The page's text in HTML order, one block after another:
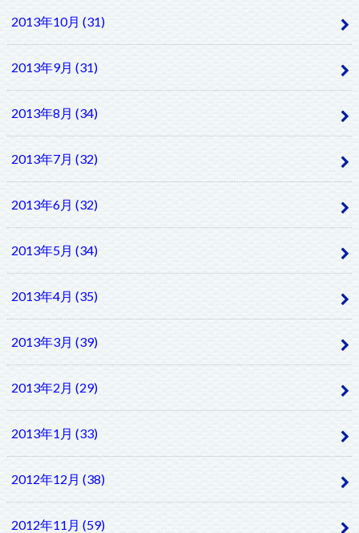
2013年10月 (31)
2013年9月 (31)
2013年8月 (34)
2013年7月 (32)
2013年6月 (32)
2013年5月 (34)
2013年4月 (35)
2013年3月 (39)
2013年2月 (29)
2013年1月 (33)
2012年12月 (38)
2012年11月 (59)